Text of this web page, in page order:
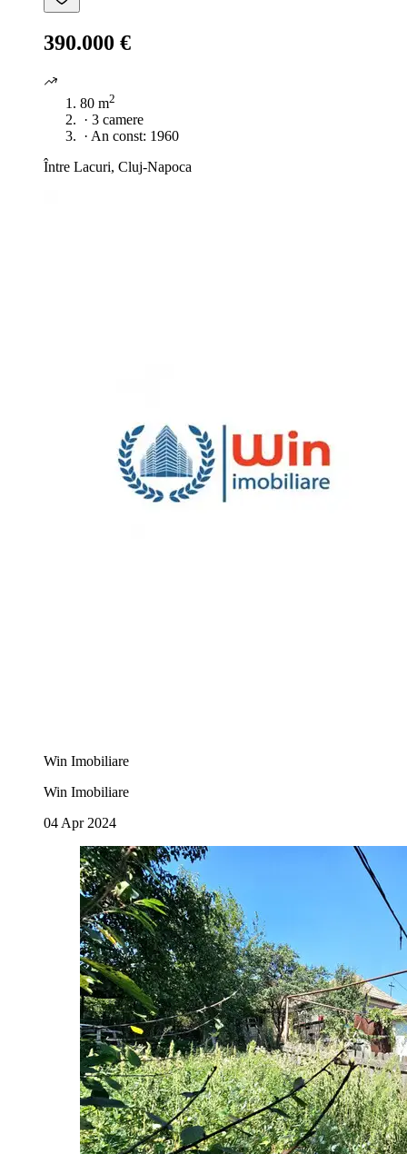
390.000 €
80 m2
· 3 camere
· An const: 1960
Între Lacuri, Cluj-Napoca
Win Imobiliare
Win Imobiliare
04 Apr 2024